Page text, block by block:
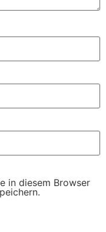
in diesem Browser